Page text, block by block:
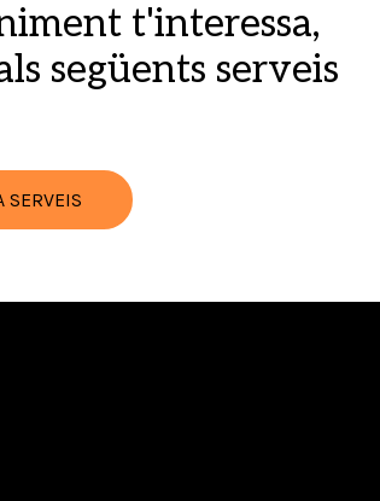
t'interessa,
següents serveis
SERVEIS